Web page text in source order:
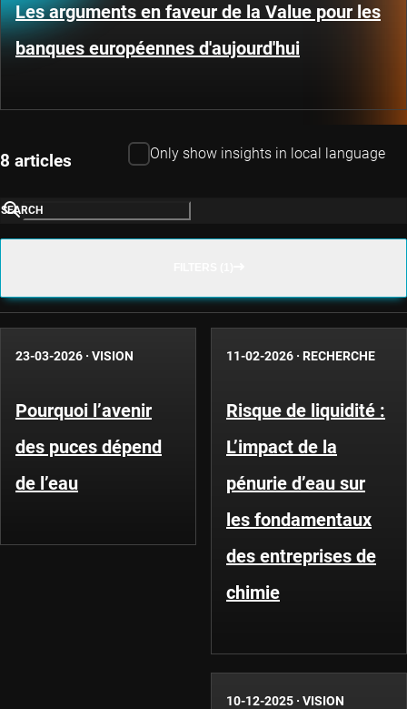
Les arguments en faveur de la Value pour les
banques européennes d'aujourd'hui
8 articles Only show insights in local language
SEARCH
23-03-2026 · VISION
Pourquoi l’avenir
des puces dépend
de l’eau
11-02-2026 · RECHERCHE
Risque de liquidité :
L’impact de la
pénurie d’eau sur
les fondamentaux
des entreprises de
chimie
10-12-2025 · VISION